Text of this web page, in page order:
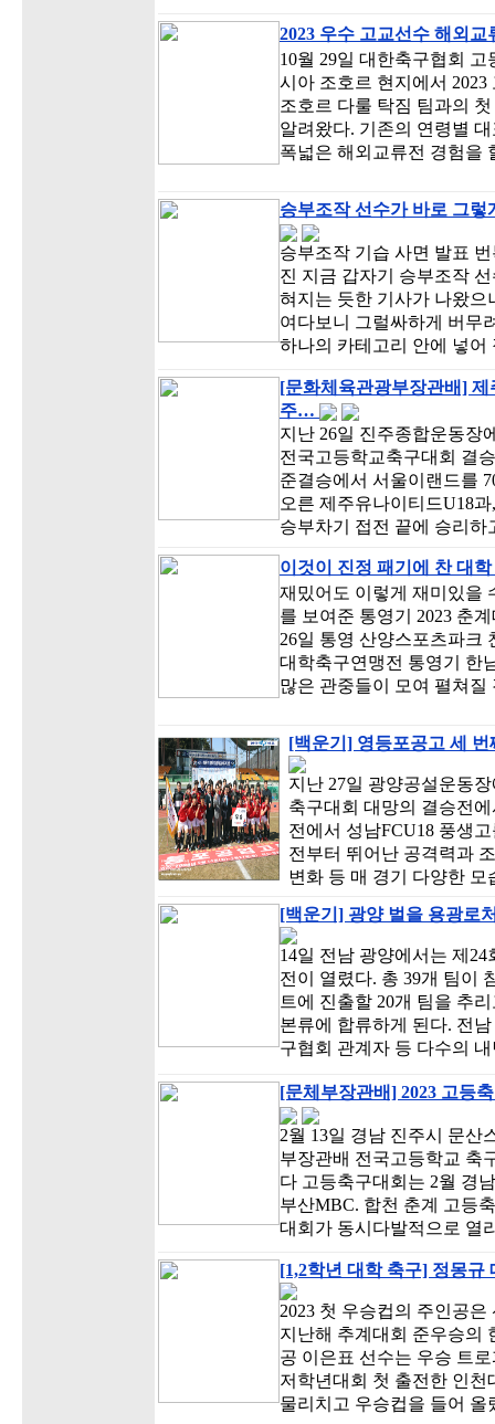
2023 우수 고교선수 해외
10월 29일 대한축구협회
시아 조호르 현지에서
조호르 다룰 탁짐 팀과의
알려왔다. 기존의 연령별
폭넓은 해외교류전 경험을
승부조작 선수가 바로 그
승부조작 기습 사면 발표
진 지금 갑자기 승부조작
혀지는 듯한 기사가 나왔으
여다보니 그럴싸하게 버무
하나의 카테고리 안에 넣
[문화체육관광부장관배]
주…
지난 26일 진주종합운동장
전국고등학교축구대회 결
준결승에서 서울이랜드를
오른 제주유나이티드U18
승부차기 접전 끝에 승리
이것이 진정 패기에 찬 대
재밌어도 이렇게 재미있을
를 보여준 통영기 2023 춘
26일 통영 산양스포츠파크
대학축구연맹전 통영기 한
많은 관중들이 모여 펼쳐
[백운기] 영등포공고 세
지난 27일 광양공설운동
축구대회 대망의 결승전
전에서 성남FCU18 풍생
전부터 뛰어난 공격력과
변화 등 매 경기 다양한
[백운기] 광양 벌을 용광로
14일 전남 광양에서는 제
전이 열렸다. 총 39개 팀이
트에 진출할 20개 팀을 추
본류에 합류하게 된다. 전
구협회 관계자 등 다수의
[문체부장관배] 2023 고등
2월 13일 경남 진주시 문산
부장관배 전국고등학교 축
다 고등축구대회는 2월 경
부산MBC. 합천 춘계 고등
대회가 동시다발적으로 열
[1,2학년 대학 축구] 정몽
2023 첫 우승컵의 주인공
지난해 추계대회 준우승의
공 이은표 선수는 우승 트
저학년대회 첫 출전한 인천
물리치고 우승컵을 들어